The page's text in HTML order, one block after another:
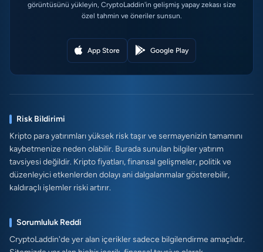
görüntüsünü yükleyin, CryptoLaddin'in gelişmiş yapay zekası size
özel tahmin ve öneriler sunsun.
App Store Google Play
Risk Bildirimi
Kripto para yatırımları yüksek risk taşır ve sermayenizin tamamını
kaybetmenize neden olabilir. Burada sunulan bilgiler yatırım
tavsiyesi değildir. Kripto fiyatları, finansal gelişmeler, politik ve
düzenleyici etkenlerden dolayı ani dalgalanmalar gösterebilir,
kaldıraçlı işlemler riski artırır.
Sorumluluk Reddi
CryptoLaddin'de yer alan içerikler sadece bilgilendirme amaçlıdır.